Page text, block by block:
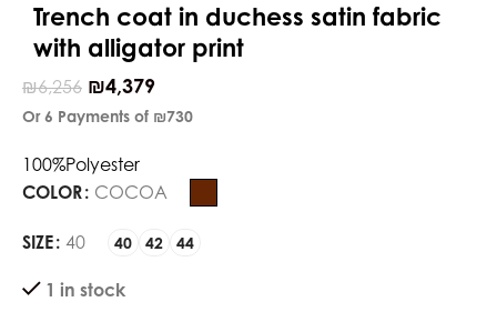
Trench coat in duchess satin fabric
with alligator print
₪6,256 ₪4,379
Or 6 Payments of ₪730
100%Polyester
COLOR COCOA
SIZE 40 40 42 44
1 in stock